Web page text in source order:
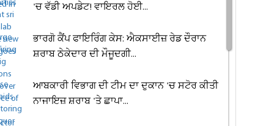
'ਚ ਵੱਡੀ ਅਪਡੇਟ! ਵਾਇਰਲ ਹੋਈ...
ਭਾਰਗੋ ਕੈਂਪ ਫਾਇਰਿੰਗ ਕੇਸ: ਐਕਸਾਈਜ਼ ਰੇਡ ਦੌਰਾਨ
ਸ਼ਰਾਬ ਠੇਕੇਦਾਰ ਦੀ ਮੌਜੂਦਗੀ...
ਆਬਕਾਰੀ ਵਿਭਾਗ ਦੀ ਟੀਮ ਦਾ ਦੁਕਾਨ 'ਚ ਸਟੋਰ ਕੀਤੀ
ਨਾਜਾਇਜ਼ ਸ਼ਰਾਬ 'ਤੇ ਛਾਪਾ...